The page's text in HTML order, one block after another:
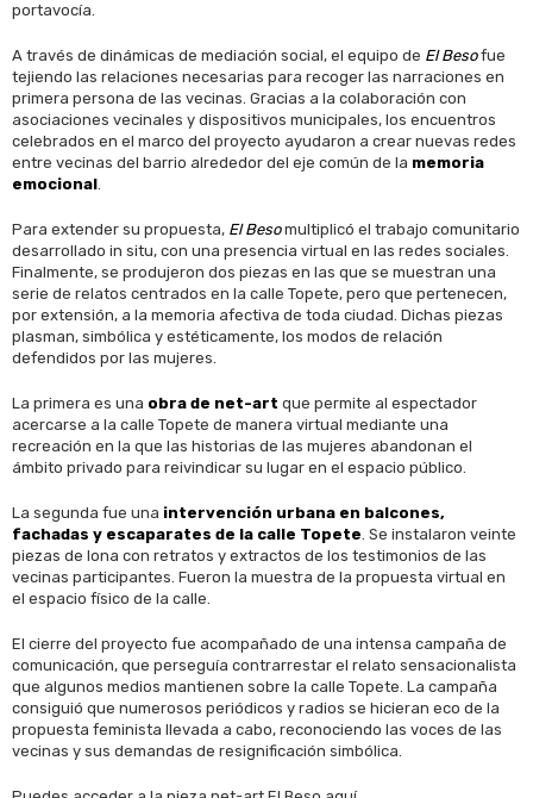
portavocía.
A través de dinámicas de mediación social, el equipo de El Besofue
tejiendo las relaciones necesarias para recoger las narraciones en
primera persona de las vecinas. Gracias a la colaboración con
asociaciones vecinales y dispositivos municipales, los encuentros
celebrados en el marco del proyecto ayudaron a crear nuevas redes
entre vecinas del barrio alrededor del eje común de la memoria
emocional.
Para extender su propuesta, El Besomultiplicó el trabajo comunitario
desarrollado in situ, con una presencia virtual en las redes sociales.
Finalmente, se produjeron dos piezas en las que se muestran una
serie de relatos centrados en la calle Topete, pero que pertenecen,
por extensión, a la memoria afectiva de toda ciudad. Dichas piezas
plasman, simbólica y estéticamente, los modos de relación
defendidos por las mujeres.
La primera es una obra de net-art que permite al espectador
acercarse a la calle Topete de manera virtual mediante una
recreación en la que las historias de las mujeres abandonan el
ámbito privado para reivindicar su lugar en el espacio público.
La segunda fue una intervención urbana en balcones,
fachadas y escaparates de la calle Topete. Se instalaron veinte
piezas de lona con retratos y extractos de los testimonios de las
vecinas participantes. Fueron la muestra de la propuesta virtual en
el espacio físico de la calle.
El cierre del proyecto fue acompañado de una intensa campaña de
comunicación, que perseguía contrarrestar el relato sensacionalista
que algunos medios mantienen sobre la calle Topete. La campaña
consiguió que numerosos periódicos y radios se hicieran eco de la
propuesta feminista llevada a cabo, reconociendo las voces de las
vecinas y sus demandas de resignificación simbólica.